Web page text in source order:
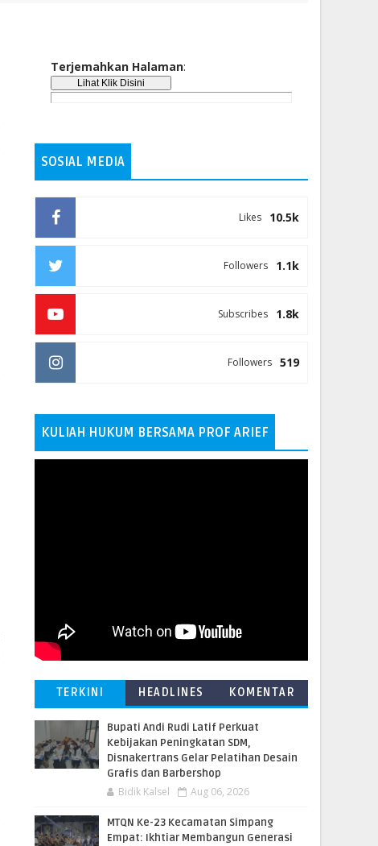
Terjemahkan Halaman:
SOSIAL MEDIA
10.5k
Likes
1.1k
Followers
1.8k
Subscribes
519
Followers
KULIAH HUKUM BERSAMA PROF ARIEF
TERKINI HEADLINES KOMENTAR
Bupati Andi Rudi Latif Perkuat
Kebijakan Peningkatan SDM,
Disnakertrans Gelar Pelatihan Desain
Grafis dan Barbershop
Bidik Kalsel Aug 06, 2026
MTQN Ke-23 Kecamatan Simpang
Empat: Ikhtiar Membangun Generasi